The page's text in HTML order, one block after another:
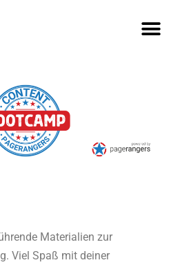
Materialien zur
Viel Spaß mit deiner